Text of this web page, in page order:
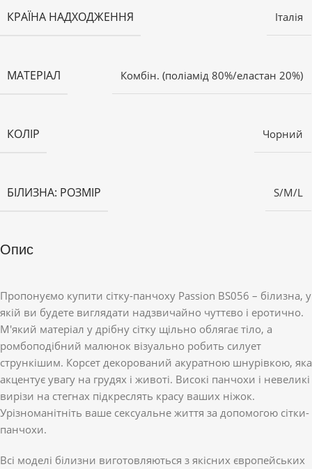
КРАЇНА НАДХОДЖЕННЯ Італія
МАТЕРІАЛ Комбін. (поліамід 80%/еластан 20%)
КОЛІР Чорний
БІЛИЗНА: РОЗМІР S/M/L
Опис
Пропонуємо купити сітку-панчоху Passion BS056 – білизна, у
якій ви будете виглядати надзвичайно чуттєво і еротично.
М'який матеріал у дрібну сітку щільно облягає тіло, а
ромбоподібний малюнок візуально робить силует
стрункішим. Корсет декорований акуратною шнурівкою, яка
акцентує увагу на грудях і животі. Високі панчохи і невеликі
вирізи на стегнах підкреслять красу ваших ніжок.
Урізноманітніть ваше сексуальне життя за допомогою сітки-
панчохи.
Всі моделі білизни виготовляються з якісних європейських